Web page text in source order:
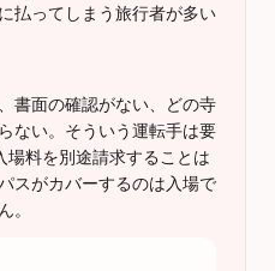
払ってしまう旅行者が多い
書面の確認がない、どの寺
ない。そういう運転手は要
料を別途請求することは
スがカバーするのは入場で
。